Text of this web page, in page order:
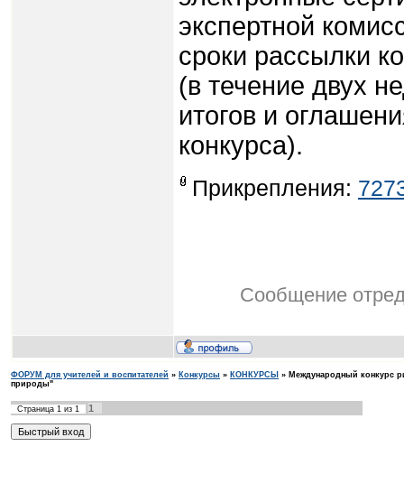
экспертной
сроки рассылки
(в течение двух
итогов и
конкурса).
Прикрепления:
Сообщение
ФОРУМ для учителей и воспитателей » Конкурсы » КОНКУРСЫ » Международный конкурс
природы"
Страница 1 из 1 1